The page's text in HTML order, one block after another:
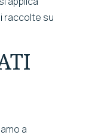
raccolte su
a